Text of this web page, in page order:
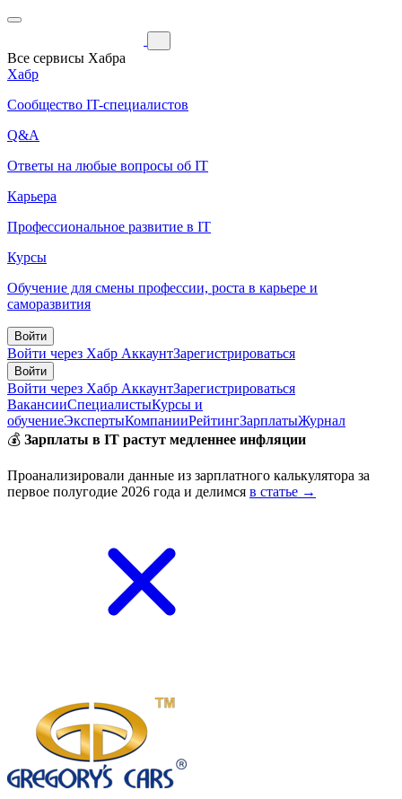
Все сервисы Хабра
Хабр
Сообщество IT-специалистов
Q&A
Ответы на любые вопросы об IT
Карьера
Профессиональное развитие в IT
Курсы
Обучение для смены профессии, роста в карьере и
саморазвития
Войти
Войти через Хабр АккаунтЗарегистрироваться
Войти
Войти через Хабр АккаунтЗарегистрироваться
ВакансииСпециалистыКурсы и
обучениеЭкспертыКомпанииРейтингЗарплатыЖурнал
💰 Зарплаты в IT растут медленнее инфляции
Проанализировали данные из зарплатного калькулятора за
первое полугодие 2026 года и делимся в статье →